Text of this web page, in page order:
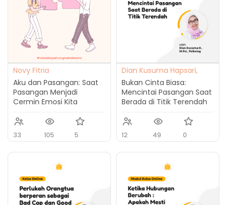
Novy Fitria
Aku dan Pasangan: Saat
Pasangan Menjadi
Cermin Emosi Kita
33 105 5
Dian Kusuma Hapsari,
M.Psi., Psikolog
Bukan Cinta Biasa:
Mencintai Pasangan Saat
Berada di Titik Terendah
12 49 0